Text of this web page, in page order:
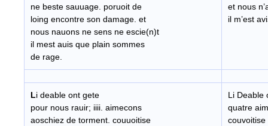
ne beste sauuage. poruoit de
loing encontre son damage. et
nous nauons ne sens ne escie(n)t
il mest auis que plain sommes
de rage.
et nous
il m’est
Li deable ont gete
pour nous rauir; iiii. aimecons
aoschiez de torment. couuoitise
Li Deable
quatre